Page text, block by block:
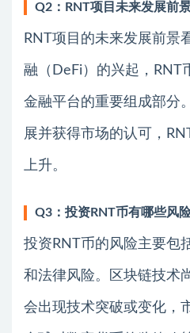
Q2：RNT项目未来发展前
RNT项目的未来发展前景
融（DeFi）的兴起，RNT
金融平台的重要组成部分
展并获得市场的认可，
上升。
Q3：投资RNT币有哪些风
投资RNT币的风险主要包
和法律风险。区块链技术
会出现技术突破或变化，